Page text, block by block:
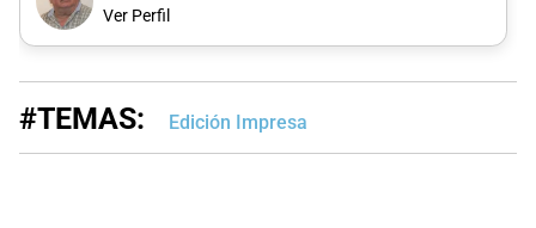
Ver Perfil
#TEMAS: Edición Impresa